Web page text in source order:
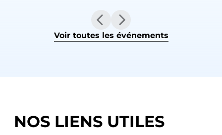
Voir toutes les événements
NOS LIENS UTILES